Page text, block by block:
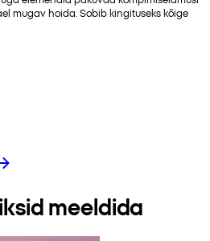
mugav hoida. Sobib kingituseks kõige
meeldida